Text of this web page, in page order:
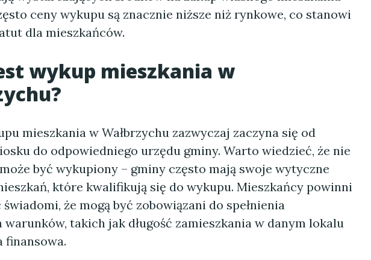
ceny wykupu są znacznie niższe niż rynkowe, co stanowi
dla mieszkańców.
wykup mieszkania w
mieszkania w Wałbrzychu zazwyczaj zaczyna się od
do odpowiedniego urzędu gminy. Warto wiedzieć, że nie
być wykupiony – gminy często mają swoje wytyczne
które kwalifikują się do wykupu. Mieszkańcy powinni
że mogą być zobowiązani do spełnienia
warunków, takich jak długość zamieszkania w danym lokalu
finansowa.